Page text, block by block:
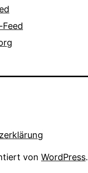
von WordPress.